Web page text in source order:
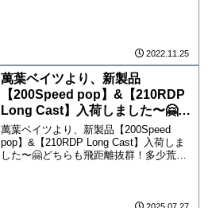
2022.11.25
萬葉ベイツより、新製品
【200Speed pop】&【210RDP
Long Cast】入荷しました〜🤗ど
ちらも飛距離抜群！
萬葉ベイツより、新製品【200Speed
pop】&【210RDP Long Cast】入荷しま
した〜🤗どちらも飛距離抜群！多少荒れ